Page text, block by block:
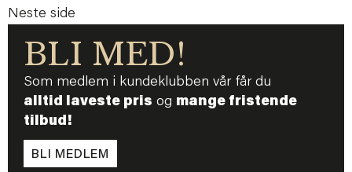
Neste side
BLI MED!
Som medlem i kundeklubben vår får du
alltid laveste pris og mange fristende
tilbud!
BLI MEDLEM